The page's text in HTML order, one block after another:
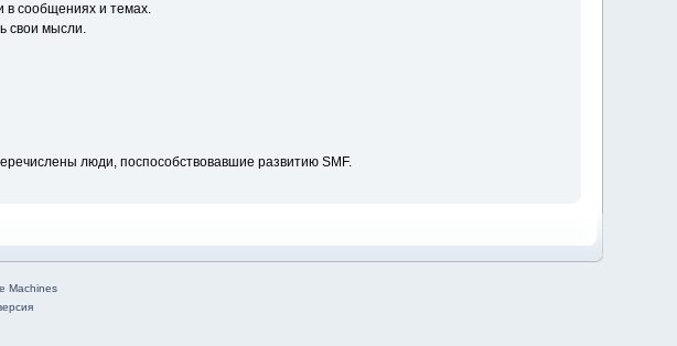
в сообщениях и темах.
свои мысли.
люди, поспособствовавшие развитию SMF.
Machines